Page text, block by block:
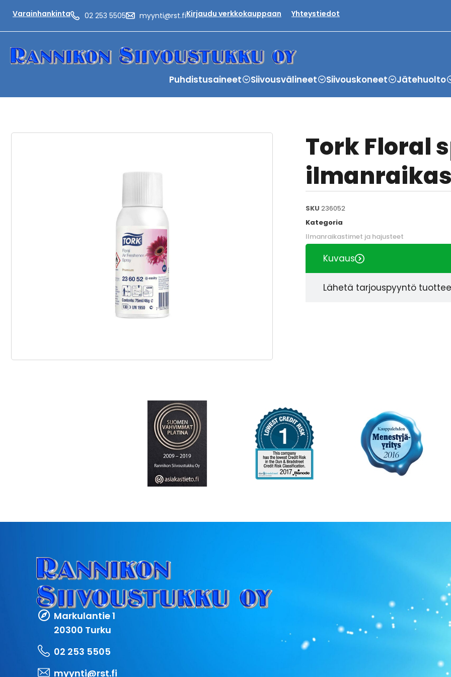
Varainhankinta 02 253 5505 myynti@rst.fiKirjaudu verkkokauppaan Yhteystiedot
Puhdistusaineet Siivousvälineet Siivouskoneet Jätehuolto
Tork Floral
SKU 236052
Kategoria
Ilmanraikastimet ja hajusteet
Kuvaus
Lähetä tarjouspyyntö
Markulantie 1
20300 Turku
02 253 5505
myynti@rst.fi